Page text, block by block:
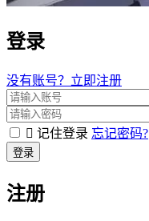
登录
没有账号？立即注册
记住登录 忘记密码?
登录
注册